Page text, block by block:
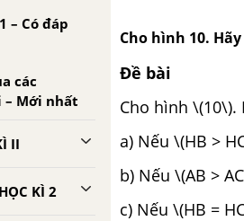
– Có đáp
các
Mới nhất
II
KÌ 2
Cho hình 10.
Đề bài
Cho hình \(10\).
a) Nếu \(HB >
b) Nếu \(AB >
c) Nếu \(HB =